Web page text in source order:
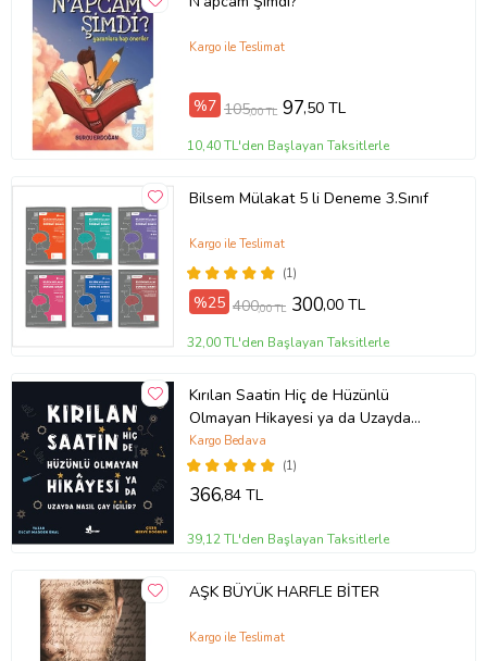
Kargo ile Teslimat
%7 105,00 TL 97,50 TL
10,40 TL'den Başlayan Taksitlerle
Bilsem Mülakat 5 li Deneme 3.Sınıf
(1)
Kargo ile Teslimat
%25 400,00 TL 300,00 TL
32,00 TL'den Başlayan Taksitlerle
Kırılan Saatin Hiç de Hüzünlü
Olmayan Hikayesi ya da Uzayda
Nasıl Çay İçilir?
(1)
Kargo Bedava
366,84 TL
39,12 TL'den Başlayan Taksitlerle
AŞK BÜYÜK HARFLE BİTER
Kargo ile Teslimat